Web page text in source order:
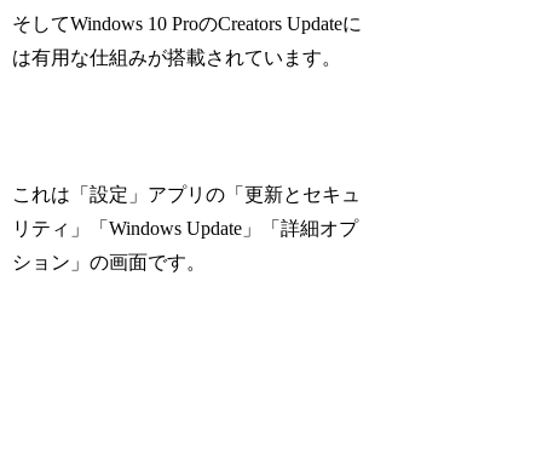
そしてWindows 10 ProのCreators Updateに
は有用な仕組みが搭載されています。
これは「設定」アプリの「更新とセキュ
リティ」「Windows Update」「詳細オプ
ション」の画面です。